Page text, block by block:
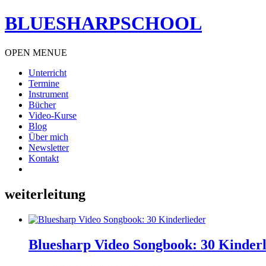
BLUESHARPSCHOOL
OPEN MENUE
Unterricht
Termine
Instrument
Bücher
Video-Kurse
Blog
Über mich
Newsletter
Kontakt
weiterleitung
Bluesharp Video Songbook: 30